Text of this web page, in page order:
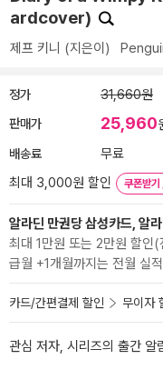
ardcover)
제프 키니 (지은이)
정가 31,660원
판매가 25,960
배송료
무료
최대 3,000원 할인
쿠폰받기
알라딘 만권당 삼성카드, 알
최대 1만원 또는 2만원 할
급월 +1개월까지는 전월 실
카드/간편결제 할인 무이자
관심 저자, 시리즈의 출간 알